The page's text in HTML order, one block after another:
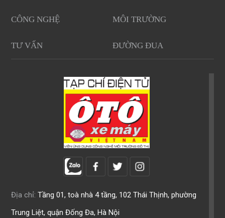
CÔNG NGHỆ MÔI TRƯỜNG
TƯ VẤN ĐƯỜNG ĐUA
Địa chỉ: Tầng 01, toà nhà 4 tầng, 102 Thái Thịnh, phường
Trung Liệt, quận Đống Đa, Hà Nội